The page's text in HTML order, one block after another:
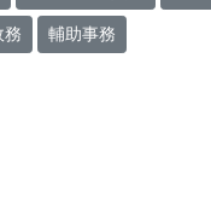
務 輔助事務